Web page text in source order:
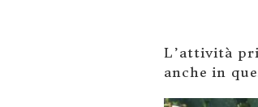
L’attività
anche in